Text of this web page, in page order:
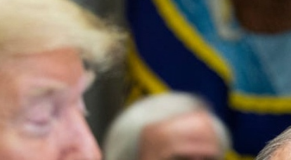
l’urgence de la démilitarisation de la Police militaire